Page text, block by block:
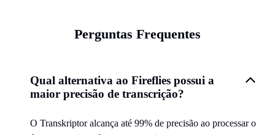
Perguntas Frequentes
Qual alternativa ao Fireflies possui a
maior precisão de transcrição?
O Transkriptor alcança até 99% de precisão ao processar o